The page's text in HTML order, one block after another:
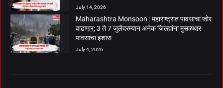
July 14, 2026
Maharashtra Monsoon : महाराष्ट्रात पावसाचा जोर
वाढणार; 3 ते 7 जुलैदरम्यान अनेक जिल्ह्यांना मुसळधार
पावसाचा इशारा
July 4, 2026